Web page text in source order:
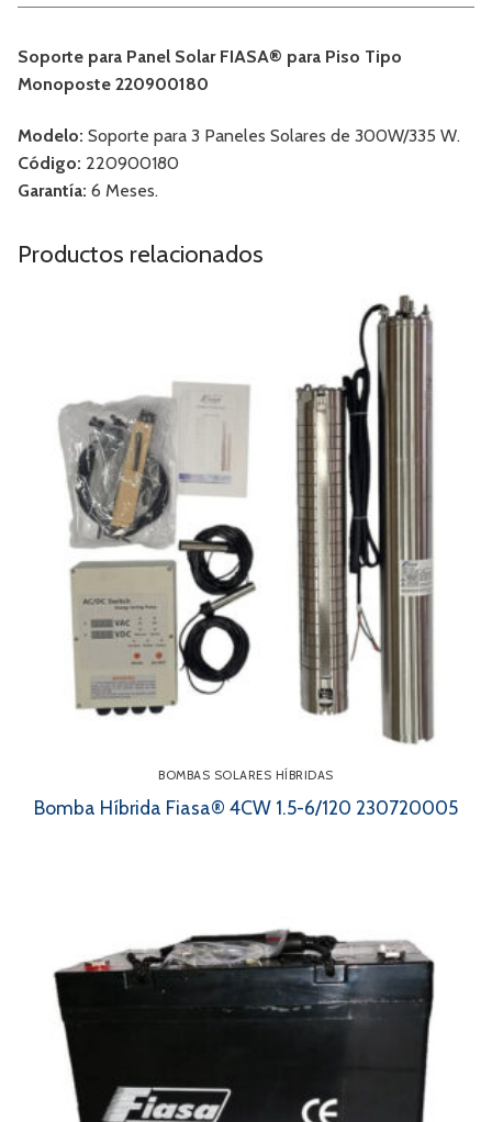
Soporte para Panel Solar FIASA® para Piso Tipo
Monoposte 220900180
Modelo: Soporte para 3 Paneles Solares de 300W/335 W.
Código: 220900180
Garantía: 6 Meses.
Productos relacionados
BOMBAS SOLARES HÍBRIDAS
Bomba Híbrida Fiasa® 4CW 1.5-6/120 230720005